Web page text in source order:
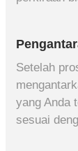
Setelah
yang Anda
sesuai